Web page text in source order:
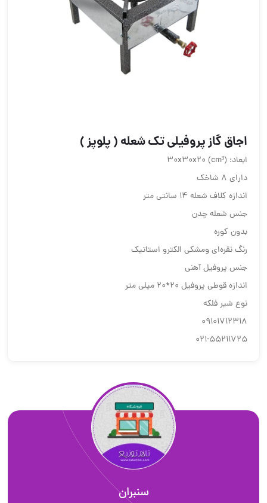
اجاق گاز پروفیلی تک شعله ( پلوپز )
ابعاد: (cm³) 30x30x20
دارای 8 شاخک
اندازه کلاف شعله 14 سانتی متر
جنس شعله چدن
بدون کوره
رنگ نقره‌ای ومشکی الکترو استاتیک
جنس پروفیل آهنی
اندازه قوطی پروفیل 20*20 میلی متر
نوع شیر فلکه
09101712318
021-55211725
سنبران